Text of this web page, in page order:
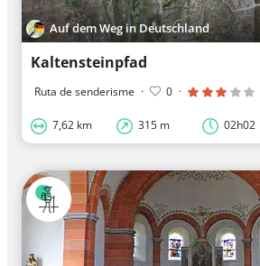
Auf dem Weg in Deutschland
Kaltensteinpfad
Ruta de senderisme · 0 ·
7,62 km 315 m 02h02